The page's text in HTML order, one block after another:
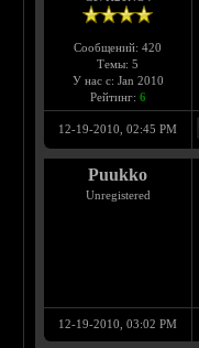
Сообщений: 420
Темы: 5
У нас с: Jan 2010
Рейтинг: 6
12-19-2010, 02:45 PM
Puukko
Unregistered
12-19-2010, 03:02 PM